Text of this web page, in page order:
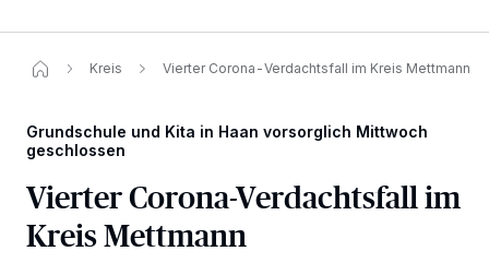
Kreis Vierter Corona-Verdachtsfall im Kreis Mettmann
Grundschule und Kita in Haan vorsorglich Mittwoch
geschlossen
Vierter Corona-Verdachtsfall im
Kreis Mettmann